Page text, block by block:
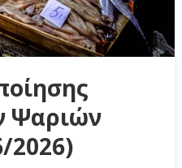
Ψαριών
2026)